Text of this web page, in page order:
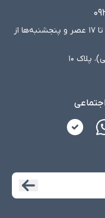
شنبه تا چهارشنبه از ساعت ۸:۳۰ صبح تا ۱۷ عصر و پنجشنبه‌ها از
پلاک ۱۰